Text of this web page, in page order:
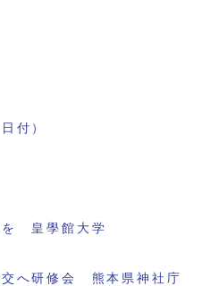
付）
皇學館大学
へ研修会 熊本県神社庁